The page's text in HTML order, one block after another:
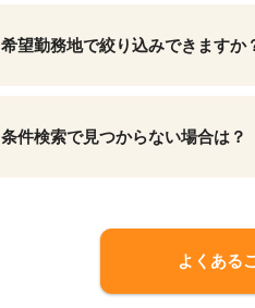
希望勤務地で絞り込みできますか
条件検索で見つからない場合は？
よくある
9,871 件